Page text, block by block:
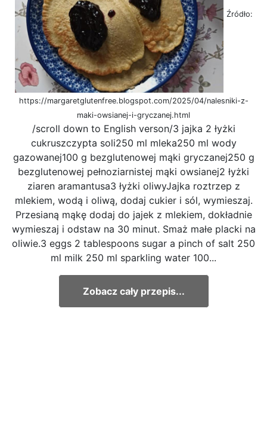
Źródło:
https://margaretglutenfree.blogspot.com/2025/04/nalesniki-z-
maki-owsianej-i-gryczanej.html
/scroll down to English verson/3 jajka 2 łyżki
cukruszczypta soli250 ml mleka250 ml wody
gazowanej100 g bezglutenowej mąki gryczanej250 g
bezglutenowej pełnoziarnistej mąki owsianej2 łyżki
ziaren aramantusa3 łyżki oliwyJajka roztrzep z
mlekiem, wodą i oliwą, dodaj cukier i sól, wymieszaj.
Przesianą mąkę dodaj do jajek z mlekiem, dokładnie
wymieszaj i odstaw na 30 minut. Smaż małe placki na
oliwie.3 eggs 2 tablespoons sugar a pinch of salt 250
ml milk 250 ml sparkling water 100...
Zobacz cały przepis...